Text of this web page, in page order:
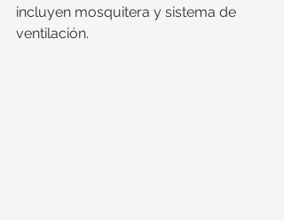
incluyen mosquitera y sistema de
ventilación.